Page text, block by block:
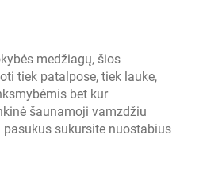
medžiagų, šios
tiek patalpose, tiek lauke,
bet kur
šaunamoji vamzdžiu
sukursite nuostabius